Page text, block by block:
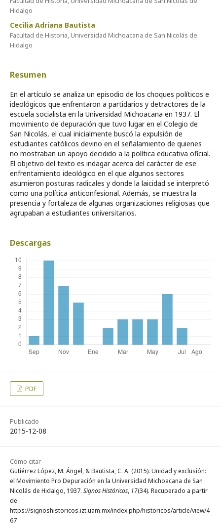
Hidalgo
Cecilia Adriana Bautista
Facultad de Historia, Universidad Michoacana de San Nicolás de
Hidalgo
Resumen
En el artículo se analiza un episodio de los choques políticos e
ideológicos que enfrentaron a partidarios y detractores de la
escuela socialista en la Universidad Michoacana en 1937. El
movimiento de depuración que tuvo lugar en el Colegio de
San Nicolás, el cual inicialmente buscó la expulsión de
estudiantes católicos devino en el señalamiento de quienes
no mostraban un apoyo decidido a la política educativa oficial.
El objetivo del texto es indagar acerca del carácter de ese
enfrentamiento ideológico en el que algunos sectores
asumieron posturas radicales y donde la laicidad se interpretó
como una política anticonfesional. Además, se muestra la
presencia y fortaleza de algunas organizaciones religiosas que
agrupaban a estudiantes universitarios.
Descargas
PDF
Publicado
2015-12-08
Cómo citar
Gutiérrez López, M. Ángel, & Bautista, C. A. (2015). Unidad y exclusión:
el Movimiento Pro Depuración en la Universidad Michoacana de San
Nicolás de Hidalgo, 1937. Signos Históricos, 17(34). Recuperado a partir
de
https://signoshistoricos.izt.uam.mx/index.php/historicos/article/view/4
67